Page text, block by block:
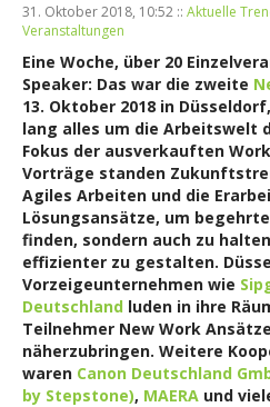
31. Oktober 2018, 10:52 :: Aktuelle
Veranstaltungen
Eine Woche, über 20
Speaker: Das war die zweite
13. Oktober 2018 in
lang alles um die Arbeitswelt
Fokus der ausverkauften
Vorträge standen
Agiles Arbeiten und die
Lösungsansätze, um
finden, sondern auch zu
effizienter zu gestalten.
Vorzeigeunternehmen wie
Deutschland luden in ihre
Teilnehmer New Work
näherzubringen. Weitere
waren Canon Deutschland
by Stepstone), MAERA und